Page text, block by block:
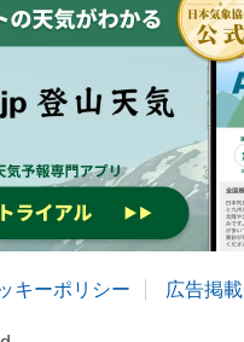
キーポリシー 広告掲載